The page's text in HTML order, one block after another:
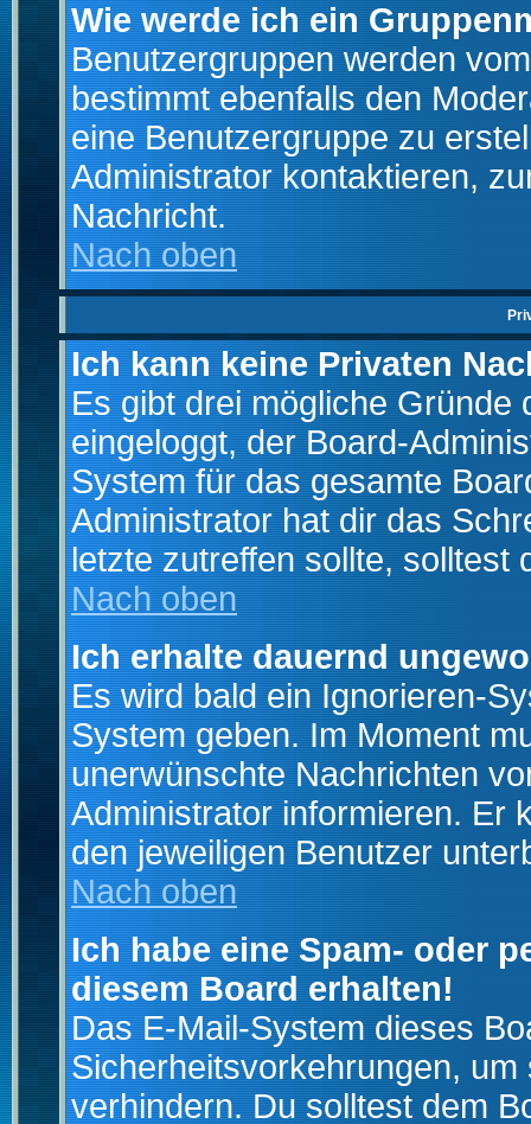
Wie werde ich ein
Benutzergruppen werden
bestimmt ebenfalls den
eine Benutzergruppe zu
Administrator kontaktieren,
Nachricht.
Nach oben
Ich kann keine Privaten
Es gibt drei mögliche Gründe
eingeloggt, der Board-
System für das gesamte
Administrator hat dir das
letzte zutreffen sollte, solltest
Nach oben
Ich erhalte dauernd
Es wird bald ein Ignorieren-
System geben. Im Moment
unerwünschte Nachrichten
Administrator informieren. Er
den jeweiligen Benutzer
Nach oben
Ich habe eine Spam- oder
diesem Board erhalten!
Das E-Mail-System dieses
Sicherheitsvorkehrungen,
verhindern. Du solltest dem